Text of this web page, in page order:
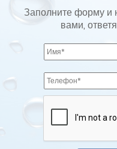
Заполните форму и
вами,